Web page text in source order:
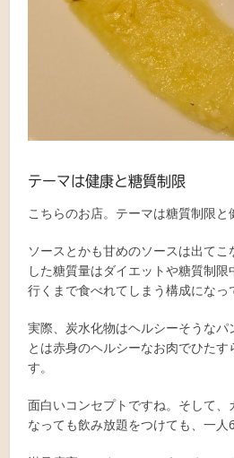
テーマは健康と糖質制限
こちらのお店。テーマは糖質制限と
ソースとかも甘めのソースは出てこ
した糖質量はダイエットや糖質制
行くまで食べれてしまう構成になっ
実際、炭水化物はヘルシーそうな
とは赤身のヘルシーなお肉でひたす
す。
面白いコンセプトですね。そして
なっても飲み放題をつけても、一人